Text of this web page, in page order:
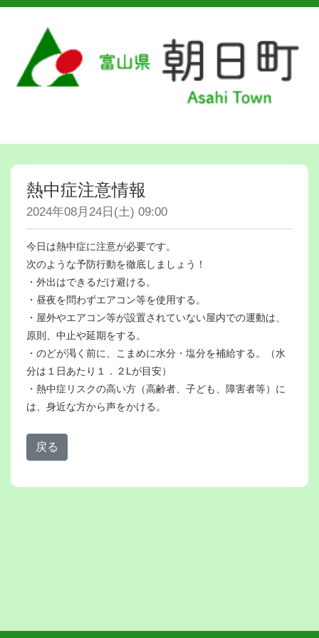
熱中症注意情報
2024年08月24日(土) 09:00
今日は熱中症に注意が必要です。
次のような予防行動を徹底しましょう！
・外出はできるだけ避ける。
・昼夜を問わずエアコン等を使用する。
・屋外やエアコン等が設置されていない屋内での運動は、
原則、中止や延期をする。
・のどが渇く前に、こまめに水分・塩分を補給する。（水
分は１日あたり１．２Lが目安）
・熱中症リスクの高い方（高齢者、子ども、障害者等）に
は、身近な方から声をかける。
戻る